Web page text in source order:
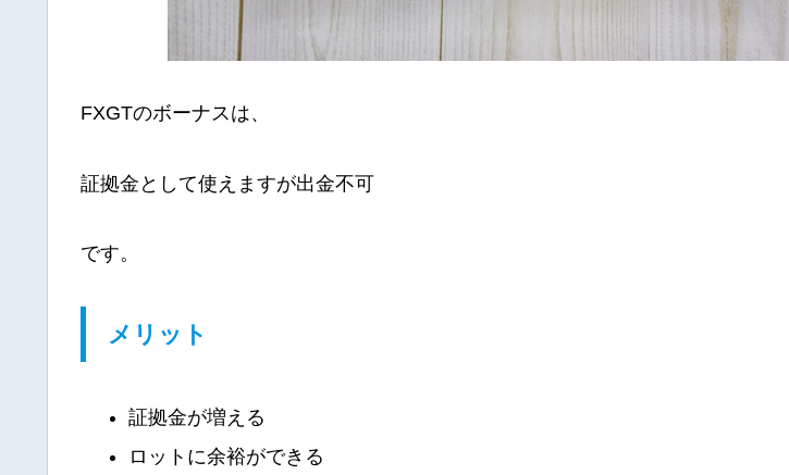
FXGTのボーナスは、
証拠金として使えますが出金不可
です。
メリット
証拠金が増える
ロットに余裕ができる